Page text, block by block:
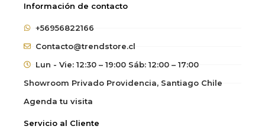
Información de contacto
+56956822166
Contacto@trendstore.cl
Lun - Vie: 12:30 – 19:00 Sáb: 12:00 – 17:00
Showroom Privado Providencia, Santiago Chile
Agenda tu visita
Servicio al Cliente